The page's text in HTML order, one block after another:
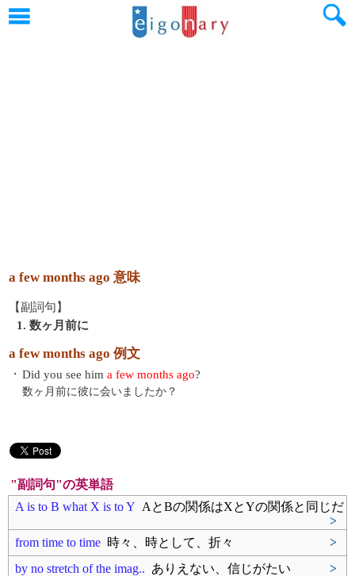
a few months ago 意味
【副詞句】
1. 数ヶ月前に
a few months ago 例文
・ Did you see him a few months ago?
数ヶ月前に彼に会いましたか？
"副詞句"の英単語
A is to B what X is to Y AとBの関係はXとYの関係と同じだ
>
from time to time 時々、時として、折々
>
by no stretch of the imag.. ありえない、信じがたい
>